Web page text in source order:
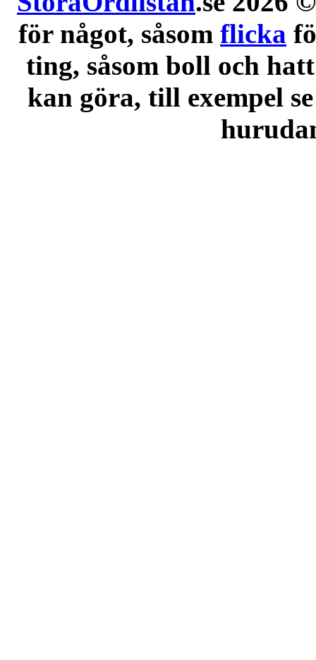
för något, såsom flicka
ting, såsom boll och
kan göra, till exempel